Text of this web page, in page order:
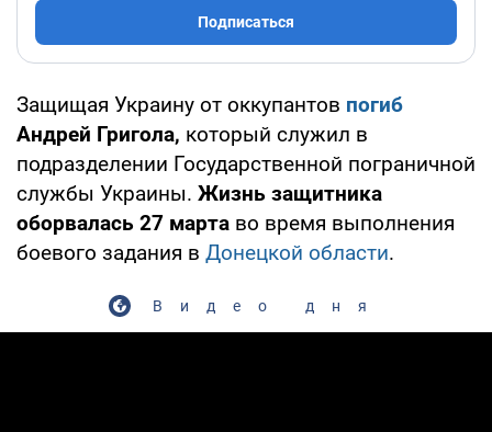
Подписаться
Защищая Украину от оккупантов погиб
Андрей Григола, который служил в
подразделении Государственной пограничной
службы Украины. Жизнь защитника
оборвалась 27 марта во время выполнения
боевого задания в Донецкой области.
Видео дня